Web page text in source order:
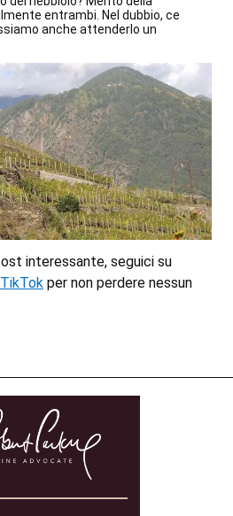
entrambi. Nel dubbio, ce
anche attenderlo un
interessante, seguici su
TikTok per non perdere nessun